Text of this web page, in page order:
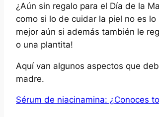
¿Aún sin regalo para el Día de la
como si lo de cuidar la piel no es
mejor aún si además también le
o una plantita!
Aquí van algunos aspectos que
madre.
Sérum de niacinamina: ¿Conoces